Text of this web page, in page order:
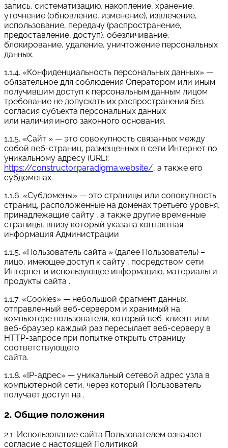
запись, систематизацию, накопление, хранение,
уточнение (обновление, изменение), извлечение,
использование, передачу (распространение,
предоставление, доступ), обезличивание,
блокирование, удаление, уничтожение персональных
данных.
1.1.4. «Конфиденциальность персональных данных» —
обязательное для соблюдения Оператором или иным
получившим доступ к персональным данным лицом
требование не допускать их распространения без
согласия субъекта персональных данных
или наличия иного законного основания.
1.1.5. «Сайт » — это совокупность связанных между
собой веб-страниц, размещенных в сети Интернет по
уникальному адресу (URL):
https://constructor.paradigma.website/, а также его
субдоменах.
1.1.6. «Субдомены» — это страницы или совокупность
страниц, расположенные на доменах третьего уровня,
принадлежащие сайту , а также другие временные
страницы, внизу который указана контактная
информация Администрации
1.1.5. «Пользователь сайта » (далее Пользователь) –
лицо, имеющее доступ к сайту , посредством сети
Интернет и использующее информацию, материалы и
продукты сайта .
1.1.7. «Cookies» — небольшой фрагмент данных,
отправленный веб-сервером и хранимый на
компьютере пользователя, который веб-клиент или
веб-браузер каждый раз пересылает веб-серверу в
HTTP-запросе при попытке открыть страницу
соответствующего
сайта.
1.1.8. «IP-адрес» — уникальный сетевой адрес узла в
компьютерной сети, через который Пользователь
получает доступ на .
2. Общие положения
2.1. Использование сайта Пользователем означает
согласие с настоящей Политикой